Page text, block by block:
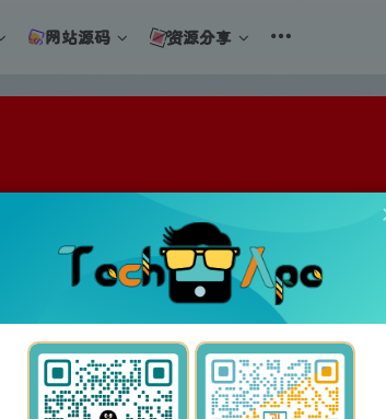
网站源码 资源分享